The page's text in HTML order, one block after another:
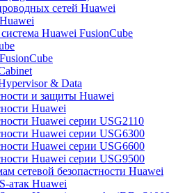
сетей Huawei
Huawei FusionCube
& Data
и защиты Huawei
Huawei
Huawei серии USG2110
Huawei серии USG6300
Huawei серии USG6600
Huawei серии USG9500
сетевой безопастности Huawei
атак Huawei